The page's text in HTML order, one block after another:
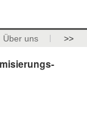
Über uns >>